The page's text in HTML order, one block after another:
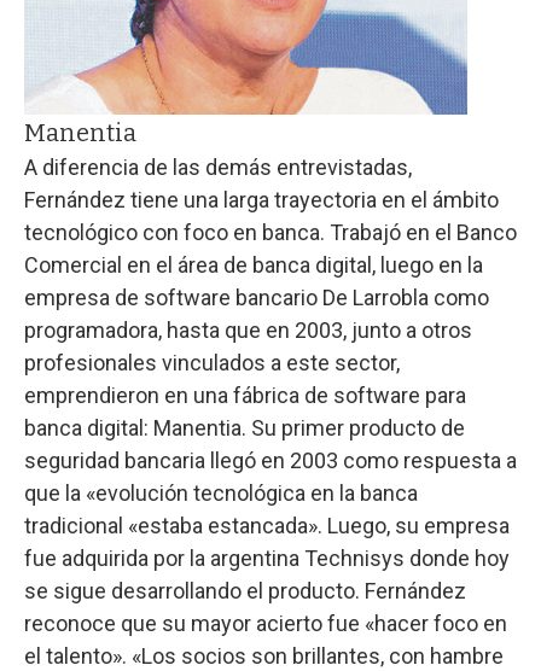
Manentia
A diferencia de las demás entrevistadas,
Fernández tiene una larga trayectoria en el ámbito
tecnológico con foco en banca. Trabajó en el Banco
Comercial en el área de banca digital, luego en la
empresa de software bancario De Larrobla como
programadora, hasta que en 2003, junto a otros
profesionales vinculados a este sector,
emprendieron en una fábrica de software para
banca digital: Manentia. Su primer producto de
seguridad bancaria llegó en 2003 como respuesta a
que la «evolución tecnológica en la banca
tradicional «estaba estancada». Luego, su empresa
fue adquirida por la argentina Technisys donde hoy
se sigue desarrollando el producto. Fernández
reconoce que su mayor acierto fue «hacer foco en
el talento». «Los socios son brillantes, con hambre